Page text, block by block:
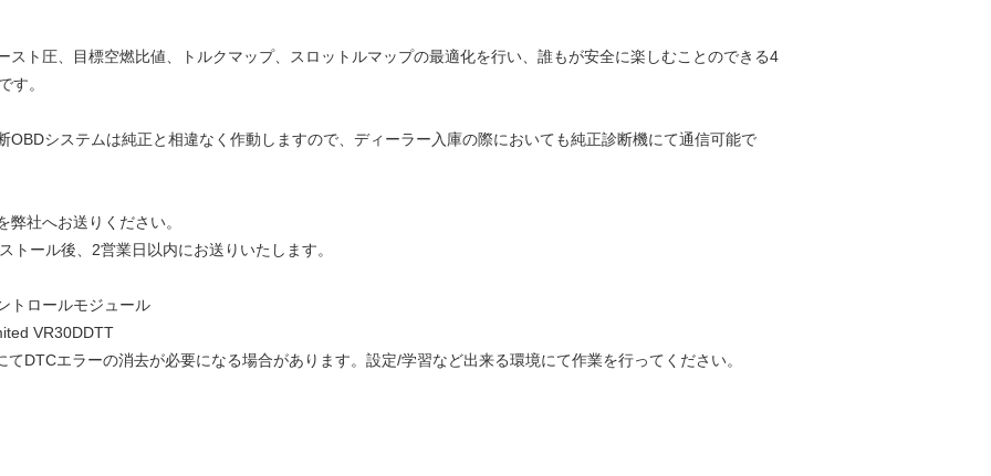
スト圧、目標空燃比値、トルクマップ、スロットルマップの最適化を行い、誰もが安全に楽しむことのできる4
す。
OBDシステムは純正と相違なく作動しますので、ディーラー入庫の際においても純正診断機にて通信可能で
社へお送りください。
トール後、2営業日以内にお送りいたします。
トロールモジュール
VR30DDTT
DTCエラーの消去が必要になる場合があります。設定/学習など出来る環境にて作業を行ってください。